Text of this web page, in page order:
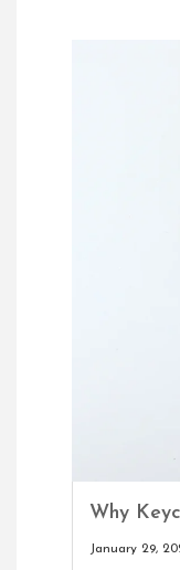
Why
January 29,